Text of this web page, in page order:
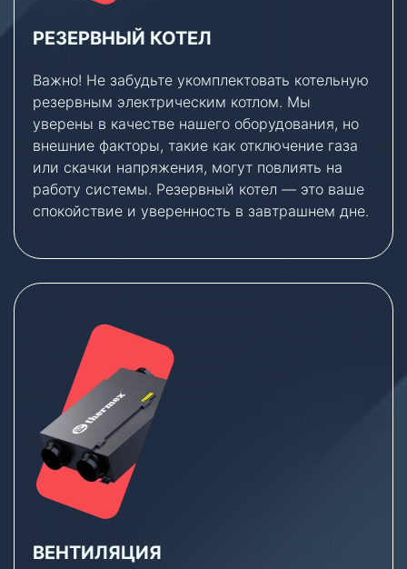
РЕЗЕРВНЫЙ КОТЕЛ
Важно! Не забудьте укомплектовать котельную
резервным электрическим котлом. Мы
уверены в качестве нашего оборудования, но
внешние факторы, такие как отключение газа
или скачки напряжения, могут повлиять на
работу системы. Резервный котел — это ваше
спокойствие и уверенность в завтрашнем дне.
ВЕНТИЛЯЦИЯ